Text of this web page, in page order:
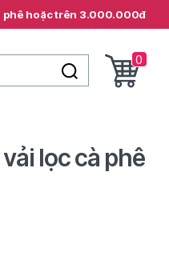
phê hoặc trên 3.000.000đ
0
lọc cà phê